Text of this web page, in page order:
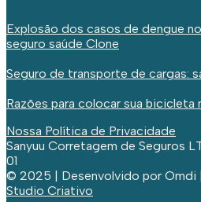
Explosão dos casos de dengue
seguro saúde Clone
Seguro de transporte de cargas:
Razões para colocar sua bicicleta
Nossa Política de Privacidade
Sanyuu Corretagem de Seguros
01
© 2025 | Desenvolvido por Omdi
Studio Criativo